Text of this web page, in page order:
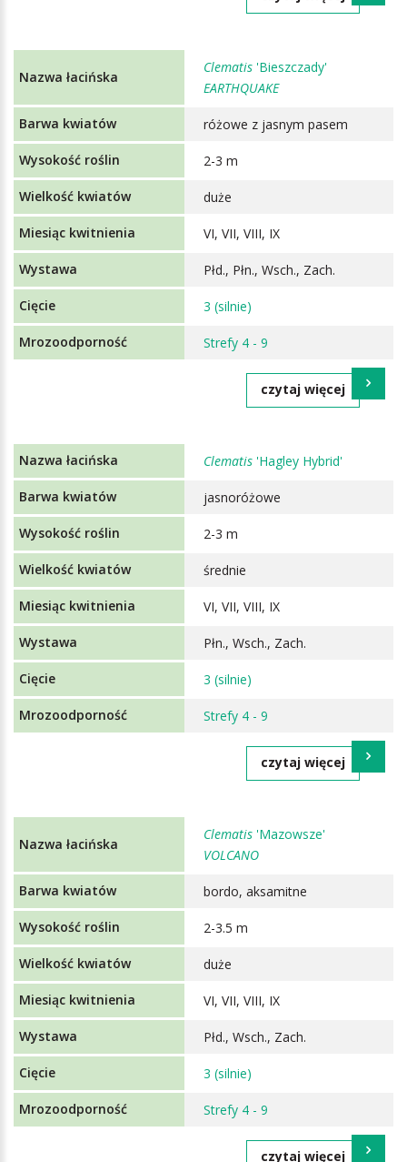
Clematis 'Bieszczady'
EARTHQUAKE
różowe z jasnym pasem
2-3 m
duże
VI, VII, VIII, IX
Płd., Płn., Wsch., Zach.
3 (silnie)
Strefy 4 - 9
czytaj więcej
Clematis 'Hagley Hybrid'
jasnoróżowe
2-3 m
średnie
VI, VII, VIII, IX
Płn., Wsch., Zach.
3 (silnie)
Strefy 4 - 9
czytaj więcej
Clematis 'Mazowsze'
VOLCANO
bordo, aksamitne
2-3.5 m
duże
VI, VII, VIII, IX
Płd., Wsch., Zach.
3 (silnie)
Strefy 4 - 9
czytaj więcej